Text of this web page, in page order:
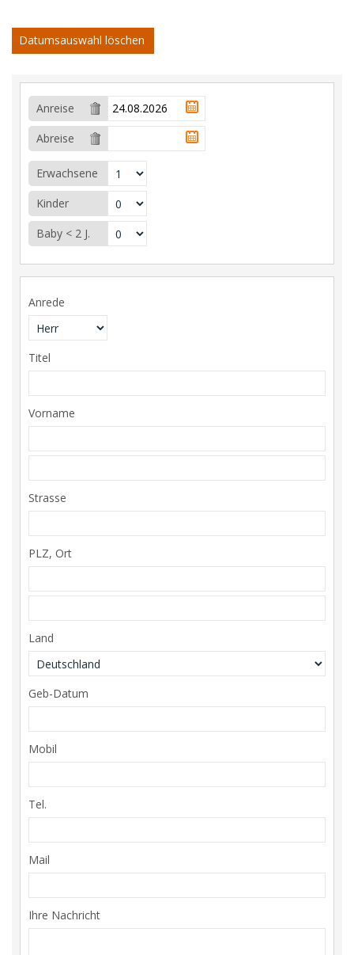
Datumsauswahl löschen
Anreise
Abreise
Erwachsene
Kinder
Baby < 2 J.
Anrede
Titel
Vorname
Strasse
PLZ, Ort
Land
Geb-Datum
Mobil
Tel.
Mail
Ihre Nachricht